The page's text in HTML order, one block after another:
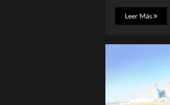
Leer Más